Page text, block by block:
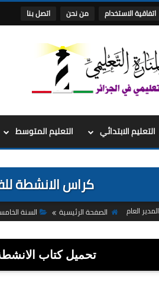
اتفاقية الاستخدام من نحن اتصل بنا
الرئيسية
التعليم الابتدائي التعليم المتوسط
كراس الانشطة
المدير العام الصفحة الرئيسية السنة
تحميل كتاب